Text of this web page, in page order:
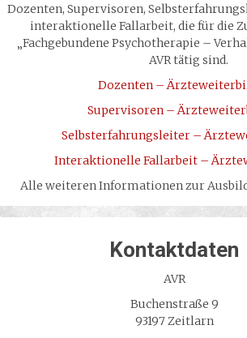
Dozenten, Supervisoren,
interaktionelle Fallarbeit, die für die
„Fachgebundene Psychotherapie –
AVR tätig sind.
Dozenten –
Supervisoren –
Selbsterfahrungsleiter –
Interaktionelle Fallarbeit –
Alle weiteren Informationen zur
Kontaktdaten
AVR
Buchenstraße 9
93197 Zeitlarn